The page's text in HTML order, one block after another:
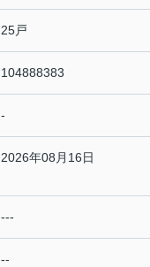
25戸
104888383
-
2026年08月16日
---
--